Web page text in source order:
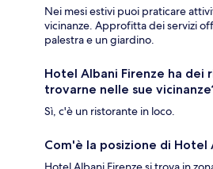
Nei mesi estivi puoi praticare
vicinanze. Approfitta dei servizi
palestra e un giardino.
Hotel Albani Firenze ha dei
trovarne nelle sue
Sì, c'è un ristorante in loco.
Com'è la posizione di Hotel